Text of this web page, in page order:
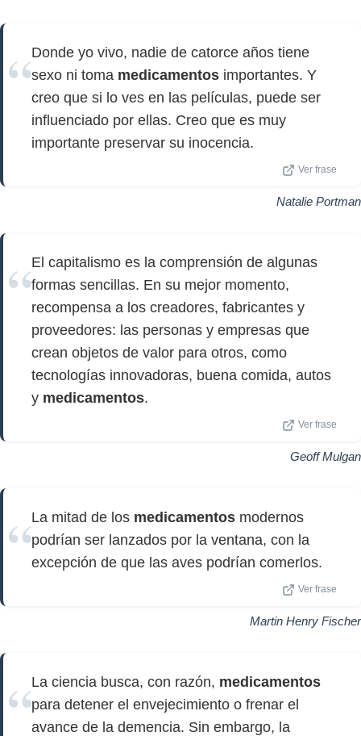
Donde yo vivo, nadie de catorce años tiene
sexo ni toma medicamentos importantes. Y
creo que si lo ves en las películas, puede ser
influenciado por ellas. Creo que es muy
importante preservar su inocencia.
Ver frase
Natalie Portman
El capitalismo es la comprensión de algunas
formas sencillas. En su mejor momento,
recompensa a los creadores, fabricantes y
proveedores: las personas y empresas que
crean objetos de valor para otros, como
tecnologías innovadoras, buena comida, autos
y medicamentos.
Ver frase
Geoff Mulgan
La mitad de los medicamentos modernos
podrían ser lanzados por la ventana, con la
excepción de que las aves podrían comerlos.
Ver frase
Martin Henry Fischer
La ciencia busca, con razón, medicamentos
para detener el envejecimiento o frenar el
avance de la demencia. Sin embargo, la